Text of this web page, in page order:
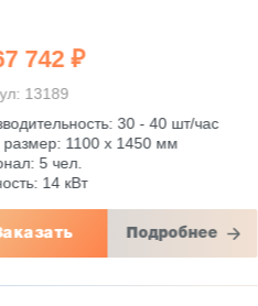
742 ₽
13189
30 - 40 шт/час
размер: 1100 х 1450 мм
5 чел.
14 кВт
Подробнее